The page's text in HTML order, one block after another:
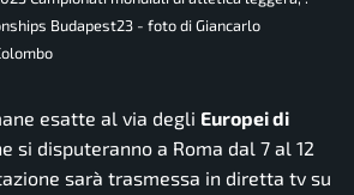
Budapest23 - foto di Giancarlo
esatte al via degli Europei di
si disputeranno a Roma dal 7 al 12
sarà trasmessa in diretta tv su